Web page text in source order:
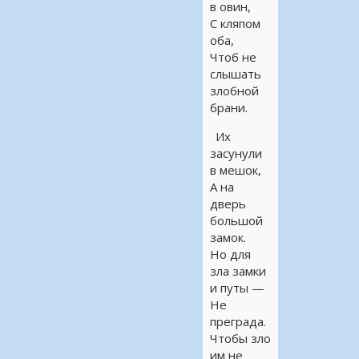
в овин,
С кляпом
оба,
Чтоб не
слышать
злобной
брани.
Их
засунули
в мешок,
А на
дверь
большой
замок.
Но для
зла замки
и путы —
Не
преграда.
Чтобы зло
им не